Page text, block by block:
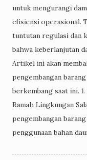
untuk mengurangi
efisiensi operasional.
tuntutan regulasi dan
bahwa keberlanjutan
Artikel ini akan
pengembangan
berkembang saat ini.
Ramah Lingkungan
pengembangan
penggunaan bahan